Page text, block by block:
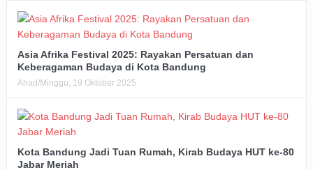
Asia Afrika Festival 2025: Rayakan Persatuan dan
Keberagaman Budaya di Kota Bandung
Ahad/Minggu, 19 Oktober 2025
Kota Bandung Jadi Tuan Rumah, Kirab Budaya HUT ke-80
Jabar Meriah